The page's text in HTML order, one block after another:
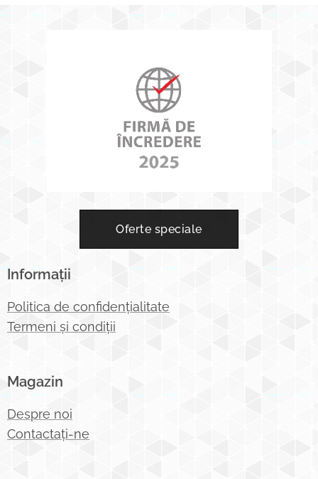
Oferte speciale
Informații
Politica de confidențialitate
Termeni și condiții
Magazin
Despre noi
Contactați-ne